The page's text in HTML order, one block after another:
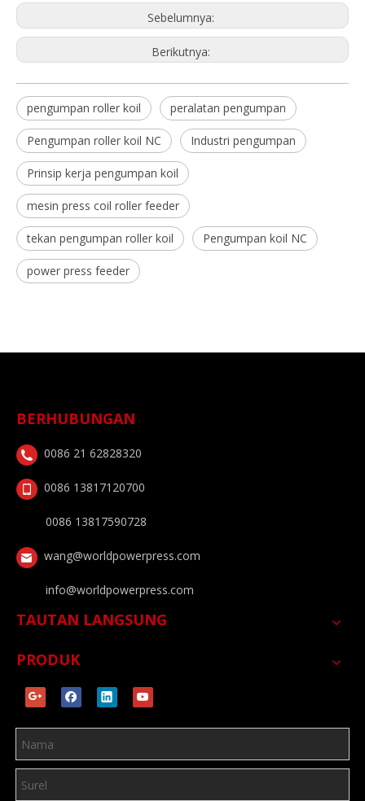
Sebelumnya:
Berikutnya:
pengumpan roller koil peralatan pengumpan
Pengumpan roller koil NC Industri pengumpan
Prinsip kerja pengumpan koil
mesin press coil roller feeder
tekan pengumpan roller koil Pengumpan koil NC
power press feeder
BERHUBUNGAN
0086 21 62828320
0086 13817120700
0086 13817590728
wang@worldpowerpress.com
info@worldpowerpress.com
TAUTAN LANGSUNG
PRODUK